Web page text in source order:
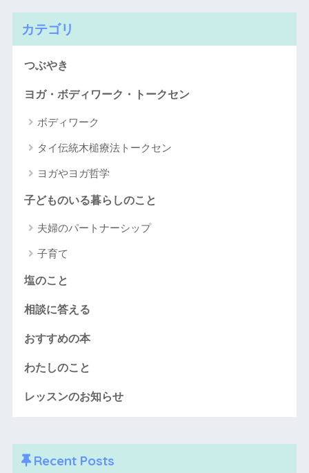
カテゴリ
つぶやき
ヨガ・ボディワーク・トークセン
ボディワーク
タイ伝統木槌療法トークセン
ヨガやヨガ哲学
子どものいる暮らしのこと
夫婦のパートナーシップ
子育て
塩のこと
相談に答える
おすすめの本
わたしのこと
レッスンのお知らせ
Recent Posts